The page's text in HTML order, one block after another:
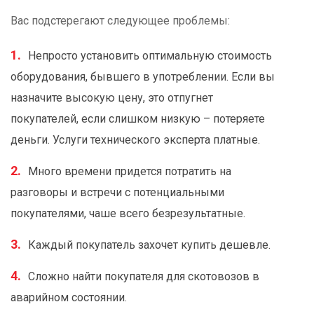
Вас подстерегают следующее проблемы:
Непросто установить оптимальную стоимость
оборудования, бывшего в употреблении. Если вы
назначите высокую цену, это отпугнет
покупателей, если слишком низкую – потеряете
деньги. Услуги технического эксперта платные.
Много времени придется потратить на
разговоры и встречи с потенциальными
покупателями, чаше всего безрезультатные.
Каждый покупатель захочет купить дешевле.
Сложно найти покупателя для скотовозов в
аварийном состоянии.